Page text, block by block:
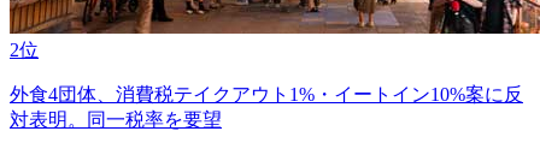
2位
外食4団体、消費税テイクアウト1%・イートイン10%案に反
対表明。同一税率を要望